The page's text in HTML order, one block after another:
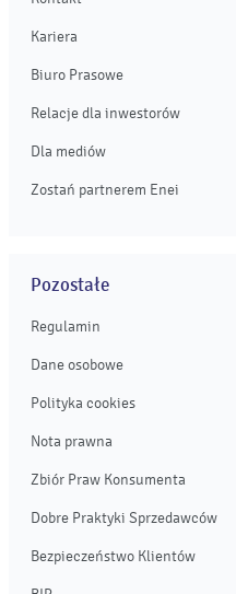
Kariera
Biuro Prasowe
Relacje dla inwestorów
Dla mediów
Zostań partnerem Enei
Pozostałe
Regulamin
Dane osobowe
Polityka cookies
Nota prawna
Zbiór Praw Konsumenta
Dobre Praktyki Sprzedawców
Bezpieczeństwo Klientów